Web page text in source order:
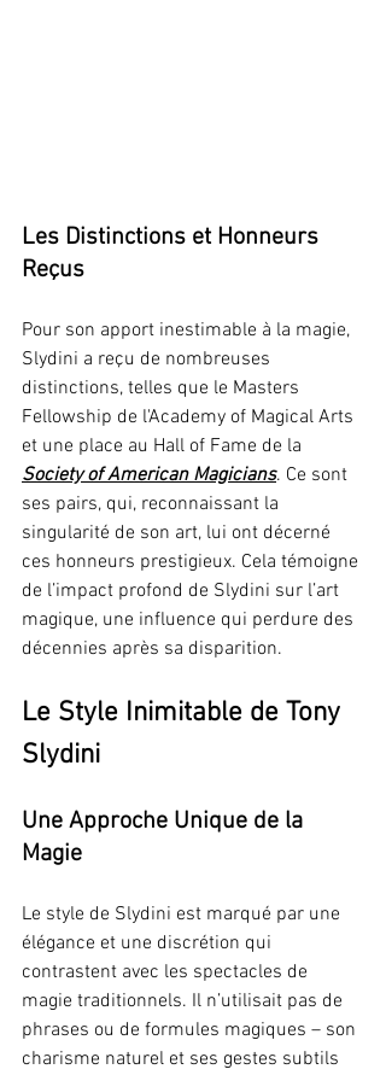
Les Distinctions et Honneurs
Reçus
Pour son apport inestimable à la magie,
Slydini a reçu de nombreuses
distinctions, telles que le Masters
Fellowship de l'Academy of Magical Arts
et une place au Hall of Fame de la
Society of American Magicians. Ce sont
ses pairs, qui, reconnaissant la
singularité de son art, lui ont décerné
ces honneurs prestigieux. Cela témoigne
de l’impact profond de Slydini sur l’art
magique, une influence qui perdure des
décennies après sa disparition.
Le Style Inimitable de Tony
Slydini
Une Approche Unique de la
Magie
Le style de Slydini est marqué par une
élégance et une discrétion qui
contrastent avec les spectacles de
magie traditionnels. Il n’utilisait pas de
phrases ou de formules magiques – son
charisme naturel et ses gestes subtils